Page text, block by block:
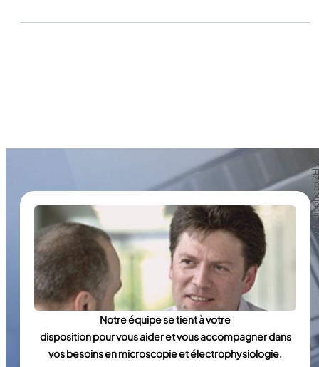
Crédit
Crédit
Notre équipe se tient à votre
disposition pour vous aider et vous accompagner dans
vos besoins en microscopie et électrophysiologie.